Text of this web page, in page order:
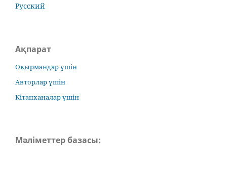
Русский
Ақпарат
Оқырмандар үшін
Авторлар үшін
Кітапханалар үшін
Мәліметтер базасы: